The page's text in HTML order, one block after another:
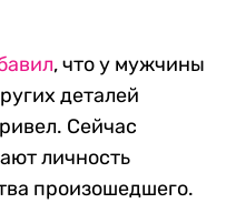
, что у мужчины
деталей
Сейчас
личность
произошедшего.